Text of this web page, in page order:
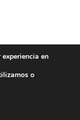
en
o